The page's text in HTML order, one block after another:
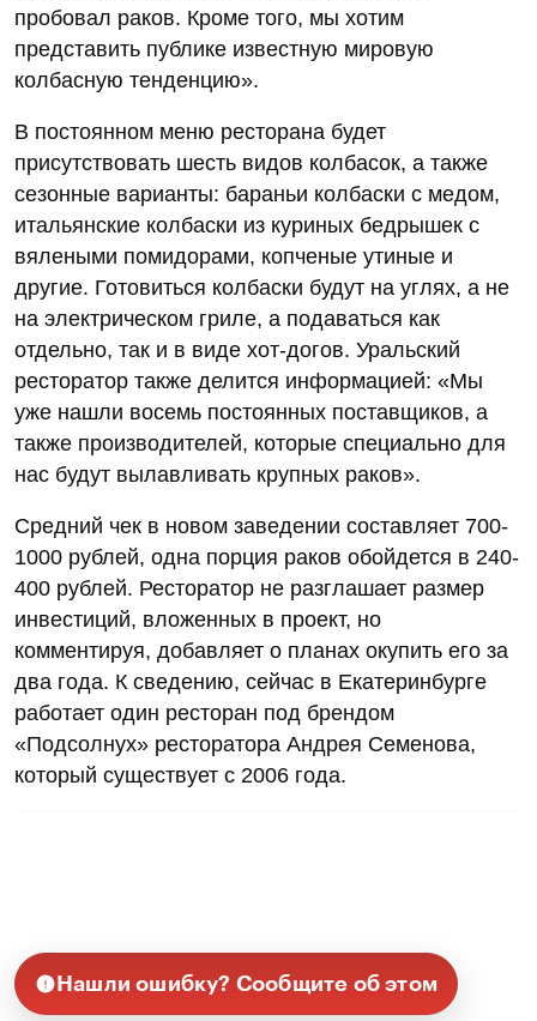
пробовал раков. Кроме того, мы хотим
представить публике известную мировую
колбасную тенденцию».
В постоянном меню ресторана будет
присутствовать шесть видов колбасок, а также
сезонные варианты: бараньи колбаски с медом,
итальянские колбаски из куриных бедрышек с
вялеными помидорами, копченые утиные и
другие. Готовиться колбаски будут на углях, а не
на электрическом гриле, а подаваться как
отдельно, так и в виде хот-догов. Уральский
ресторатор также делится информацией: «Мы
уже нашли восемь постоянных поставщиков, а
также производителей, которые специально для
нас будут вылавливать крупных раков».
Средний чек в новом заведении составляет 700-
1000 рублей, одна порция раков обойдется в 240-
400 рублей. Ресторатор не разглашает размер
инвестиций, вложенных в проект, но
комментируя, добавляет о планах окупить его за
два года. К сведению, сейчас в Екатеринбурге
работает один ресторан под брендом
«Подсолнух» ресторатора Андрея Семенова,
который существует с 2006 года.
Нашли ошибку? Сообщите об этом